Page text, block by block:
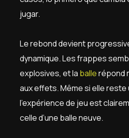
jugar.
Le rebond devient
dynamique. Les frappes
explosives, et la ballerépond
aux effets. Même si elle reste
l’expérience de jeu est
celle d’une balle neuve.